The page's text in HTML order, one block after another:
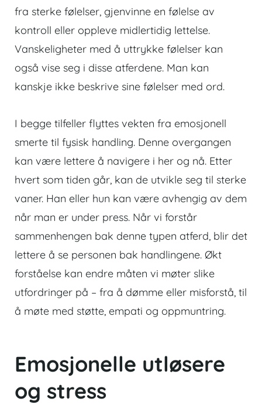
fra sterke følelser, gjenvinne en følelse av
kontroll eller oppleve midlertidig lettelse.
Vanskeligheter med å uttrykke følelser kan
også vise seg i disse atferdene. Man kan
kanskje ikke beskrive sine følelser med ord.
I begge tilfeller flyttes vekten fra emosjonell
smerte til fysisk handling. Denne overgangen
kan være lettere å navigere i her og nå. Etter
hvert som tiden går, kan de utvikle seg til sterke
vaner. Han eller hun kan være avhengig av dem
når man er under press. Når vi forstår
sammenhengen bak denne typen atferd, blir det
lettere å se personen bak handlingene. Økt
forståelse kan endre måten vi møter slike
utfordringer på – fra å dømme eller misforstå, til
å møte med støtte, empati og oppmuntring.
Emosjonelle utløsere
og stress